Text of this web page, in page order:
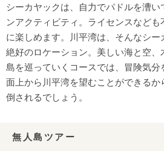
シーカヤックは、自力でパドルを漕い
ンアクティビティ。ライセンスなど
に楽しめます。川平湾は、そんなシ
絶好のロケーション。美しい海と空、
島を巡っていくコースでは、冒険気
面上から川平湾を望むことができる
倒されるでしょう。
無人島ツアー